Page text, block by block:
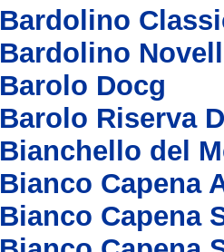
Bardolino
Bardolino
Barolo Docg
Barolo Riserva
Bianchello del
Bianco Capena
Bianco Capena